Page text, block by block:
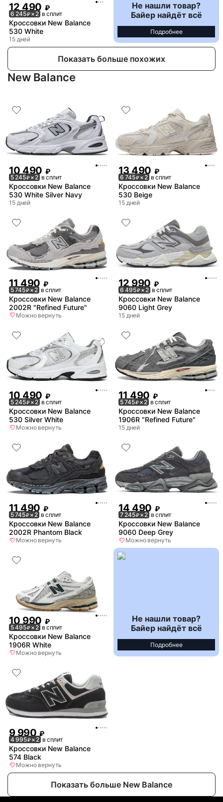
12 490 ₽
6 245₽× 2 в сплит
Кроссовки New Balance
530 White
15 дней
Не нашли товар?
Байер найдёт всё
Подробнее
Показать больше похожих
New Balance
10 490 ₽
5 245₽× 2 в сплит
Кроссовки New Balance
530 White Silver Navy
15 дней
13 490 ₽
6 745₽× 2 в сплит
Кроссовки New Balance
530 Beige
15 дней
11 490 ₽
5 745₽× 2 в сплит
Кроссовки New Balance
2002R "Refined Future"
Можно вернуть
12 990 ₽
6 495₽× 2 в сплит
Кроссовки New Balance
9060 Light Grey
15 дней
10 490 ₽
5 245₽× 2 в сплит
Кроссовки New Balance
530 Silver White
Можно вернуть
11 490 ₽
5 745₽× 2 в сплит
Кроссовки New Balance
1906R "Refined Future"
15 дней
11 490 ₽
5 745₽× 2 в сплит
Кроссовки New Balance
2002R Phantom Black
Можно вернуть
14 490 ₽
7 245₽× 2 в сплит
Кроссовки New Balance
9060 Deep Grey
Можно вернуть
10 990 ₽
5 495₽× 2 в сплит
Кроссовки New Balance
1906R White
Можно вернуть
Не нашли товар?
Байер найдёт всё
Подробнее
9 990 ₽
4 995₽× 2 в сплит
Кроссовки New Balance
574 Black
Можно вернуть
Показать больше New Balance